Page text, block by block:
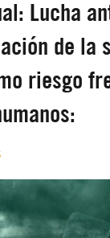
Lucha
de la
riesgo